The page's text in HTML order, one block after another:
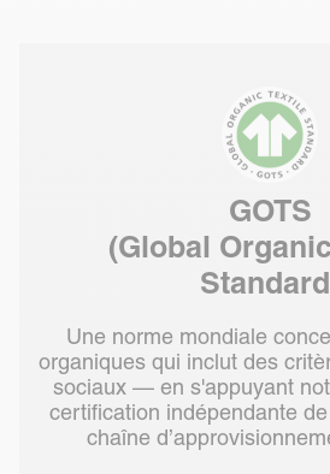
GOTS
(Global
Une norme mondiale
organiques qui inclut des
sociaux — en s'appuyant
certification indépendante de
chaîne